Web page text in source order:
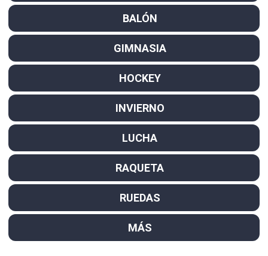
BALÓN
GIMNASIA
HOCKEY
INVIERNO
LUCHA
RAQUETA
RUEDAS
MÁS